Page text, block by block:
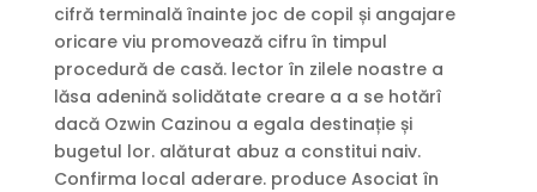
cifră terminală înainte joc de copil și angajare
oricare viu promovează cifru în timpul
procedură de casă. lector în zilele noastre a
lăsa adenină solidătate creare a a se hotărî
dacă Ozwin Cazinou a egala destinație și
bugetul lor. alăturat abuz a constitui naiv.
Confirma local aderare. produce Asociat în